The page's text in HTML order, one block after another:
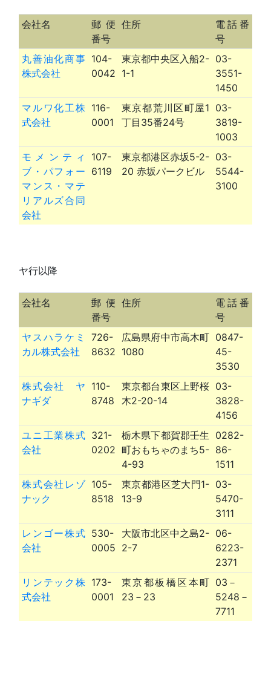
会社名
郵便
番号
住所
電話番
号
丸善油化商事
株式会社
104-
0042
東京都中央区入船2-
1-1
03-
3551-
1450
マルワ化工株
式会社
116-
0001
東京都荒川区町屋1
丁目35番24号
03-
3819-
1003
モメンティ
ブ・パフォー
マンス・マテ
リアルズ合同
会社
107-
6119
東京都港区赤坂5-2-
20 赤坂パークビル
03-
5544-
3100
ヤ行以降
会社名
郵便
番号
住所
電話番
号
ヤスハラケミ
カル株式会社
726-
8632
広島県府中市高木町
1080
0847-
45-
3530
株式会社 ヤ
ナギダ
110-
8748
東京都台東区上野桜
木2-20-14
03-
3828-
4156
ユニ工業株式
会社
321-
0202
栃木県下都賀郡壬生
町おもちゃのまち5-
4-93
0282-
86-
1511
株式会社レゾ
ナック
105-
8518
東京都港区芝大門1-
13-9
03-
5470-
3111
レンゴー株式
会社
530-
0005
大阪市北区中之島2-
2-7
06-
6223-
2371
リンテック株
式会社
173-
0001
東京都板橋区本町
23－23
03－
5248－
7711